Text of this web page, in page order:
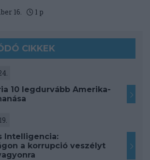
16. 1 p
CIKKEK
10 legdurvább Amerika-
Intelligencia:
a korrupció veszélyt